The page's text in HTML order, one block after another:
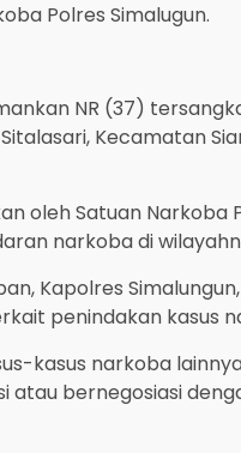
Polres Simalugun.
NR (37)
Kecamatan
oleh Satuan Narkoba
narkoba di
Kapolres
penindakan kasus
kasus narkoba
atau bernegosiasi